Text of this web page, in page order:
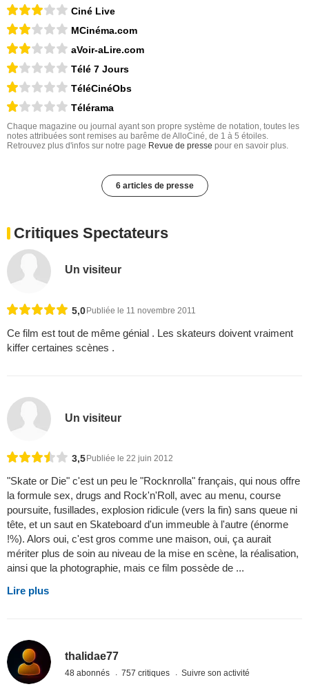
Ciné Live
MCinéma.com
aVoir-aLire.com
Télé 7 Jours
TéléCinéObs
Télérama
Chaque magazine ou journal ayant son propre système de notation, toutes les
notes attribuées sont remises au barême de AlloCiné, de 1 à 5 étoiles.
Retrouvez plus d'infos sur notre page Revue de presse pour en savoir plus.
6 articles de presse
Critiques Spectateurs
Un visiteur
5,0Publiée le 11 novembre 2011
Ce film est tout de même génial . Les skateurs doivent vraiment
kiffer certaines scènes .
Un visiteur
3,5 Publiée le 22 juin 2012
"Skate or Die" c'est un peu le "Rocknrolla" français, qui nous offre
la formule sex, drugs and Rock'n'Roll, avec au menu, course
poursuite, fusillades, explosion ridicule (vers la fin) sans queue ni
tête, et un saut en Skateboard d'un immeuble à l'autre (énorme
!%). Alors oui, c'est gros comme une maison, oui, ça aurait
mériter plus de soin au niveau de la mise en scène, la réalisation,
ainsi que la photographie, mais ce film possède de ...
Lire plus
thalidae77
48 abonnés 757 critiques Suivre son activité